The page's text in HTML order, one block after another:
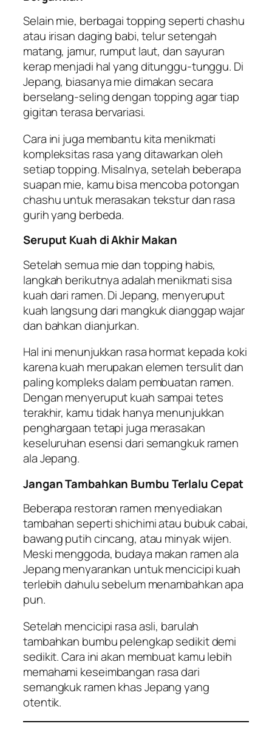
Selain mie, berbagai topping seperti chashu
atau irisan daging babi, telur setengah
matang, jamur, rumput laut, dan sayuran
kerap menjadi hal yang ditunggu-tunggu. Di
Jepang, biasanya mie dimakan secara
berselang-seling dengan topping agar tiap
gigitan terasa bervariasi.
Cara ini juga membantu kita menikmati
kompleksitas rasa yang ditawarkan oleh
setiap topping. Misalnya, setelah beberapa
suapan mie, kamu bisa mencoba potongan
chashu untuk merasakan tekstur dan rasa
gurih yang berbeda.
Seruput Kuah di Akhir Makan
Setelah semua mie dan topping habis,
langkah berikutnya adalah menikmati sisa
kuah dari ramen. Di Jepang, menyeruput
kuah langsung dari mangkuk dianggap wajar
dan bahkan dianjurkan.
Hal ini menunjukkan rasa hormat kepada koki
karena kuah merupakan elemen tersulit dan
paling kompleks dalam pembuatan ramen.
Dengan menyeruput kuah sampai tetes
terakhir, kamu tidak hanya menunjukkan
penghargaan tetapi juga merasakan
keseluruhan esensi dari semangkuk ramen
ala Jepang.
Jangan Tambahkan Bumbu Terlalu Cepat
Beberapa restoran ramen menyediakan
tambahan seperti shichimi atau bubuk cabai,
bawang putih cincang, atau minyak wijen.
Meski menggoda, budaya makan ramen ala
Jepang menyarankan untuk mencicipi kuah
terlebih dahulu sebelum menambahkan apa
pun.
Setelah mencicipi rasa asli, barulah
tambahkan bumbu pelengkap sedikit demi
sedikit. Cara ini akan membuat kamu lebih
memahami keseimbangan rasa dari
semangkuk ramen khas Jepang yang
otentik.